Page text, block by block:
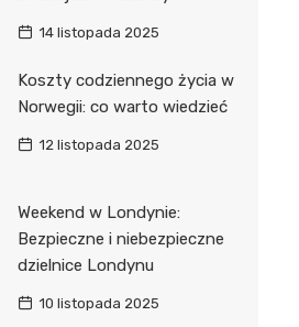
14 listopada 2025
Koszty codziennego życia w
Norwegii: co warto wiedzieć
12 listopada 2025
Weekend w Londynie:
Bezpieczne i niebezpieczne
dzielnice Londynu
10 listopada 2025